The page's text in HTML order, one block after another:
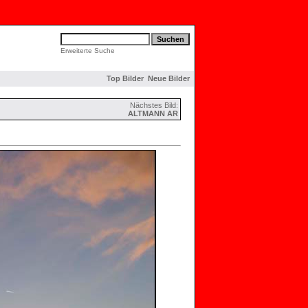
Erweiterte Suche
Top Bilder Neue Bilder
Nächstes Bild:
ALTMANN AR